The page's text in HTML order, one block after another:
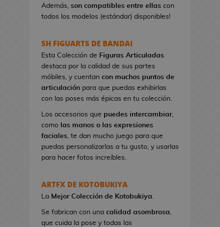
j
u
o
s
P
i
n
e
s
d
e
V
e
o
Además, son compatibles entre ellas con
todos los modelos (estándar) disponibles!
SH FIGUARTS DE BANDAI
Esta Colección de Figuras Articuladas
destaca por la calidad de sus partes
móbiles, y cuentan con muchos puntos de
articulación para que puedas exhibirlas
con las poses más épicas en tu colección.
Los accesorios que puedes intercambiar,
como las manos o las expresiones
faciales, te dan mucho juego para que
puedas personalizarlas a tu gusto, y usarlas
para hacer fotos increíbles.
ARTFX DE KOTOBUKIYA
La Mejor Colección de Kotobukiya.
Se fabrican con una calidad asombrosa,
que cuida la pose y todas las